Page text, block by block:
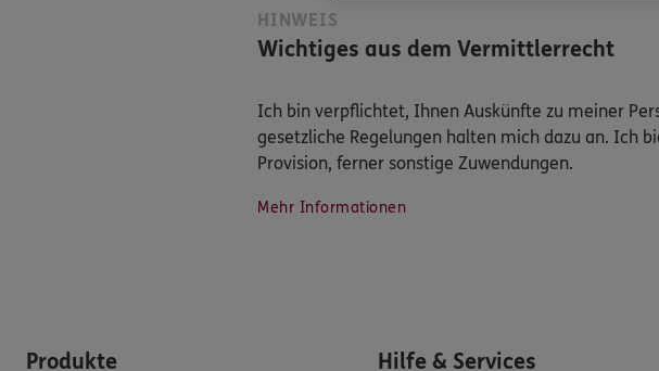
HINWEIS
Wichtiges aus dem Vermittlerrecht
Ich bin verpflichtet, Ihnen Auskünfte zu meiner
gesetzliche Regelungen halten mich dazu an. Ich
Provision, ferner sonstige Zuwendungen.
Mehr Informationen
Produkte Hilfe & Services